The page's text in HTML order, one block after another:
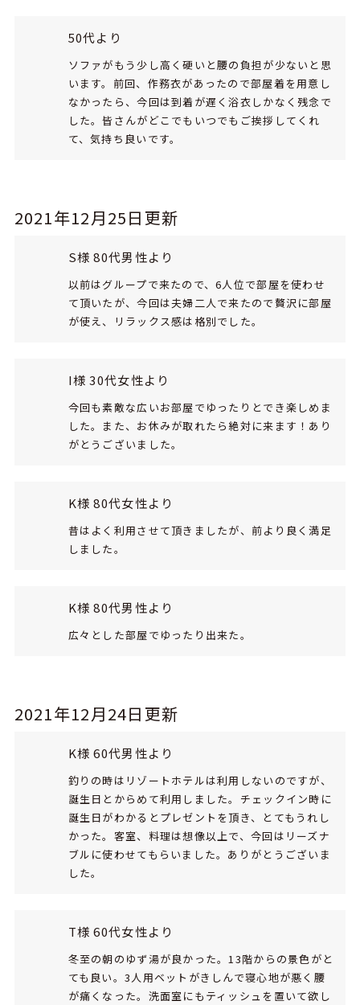
50代より
ソファがもう少し高く硬いと腰の負担が少ないと思
います。前回、作務衣があったので部屋着を用意し
なかったら、今回は到着が遅く浴衣しかなく残念で
した。皆さんがどこでもいつでもご挨拶してくれ
て、気持ち良いです。
2021年12月25日更新
S様 80代男性より
以前はグループで来たので、6人位で部屋を使わせ
て頂いたが、今回は夫婦二人で来たので贅沢に部屋
が使え、リラックス感は格別でした。
I様 30代女性より
今回も素敵な広いお部屋でゆったりとでき楽しめま
した。また、お休みが取れたら絶対に来ます！あり
がとうございました。
K様 80代女性より
昔はよく利用させて頂きましたが、前より良く満足
しました。
K様 80代男性より
広々とした部屋でゆったり出来た。
2021年12月24日更新
K様 60代男性より
釣りの時はリゾートホテルは利用しないのですが、
誕生日とからめて利用しました。チェックイン時に
誕生日がわかるとプレゼントを頂き、とてもうれし
かった。客室、料理は想像以上で、今回はリーズナ
ブルに使わせてもらいました。ありがとうございま
した。
T様 60代女性より
冬至の朝のゆず湯が良かった。13階からの景色がと
ても良い。3人用ベットがきしんで寝心地が悪く腰
が痛くなった。洗面室にもティッシュを置いて欲し